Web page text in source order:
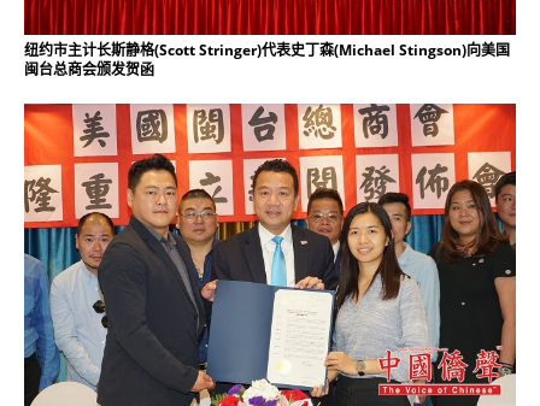
纽约市主计长斯静格(Scott Stringer)代表史丁森(Michael Stingson)向美国
闽台总商会颁发贺函